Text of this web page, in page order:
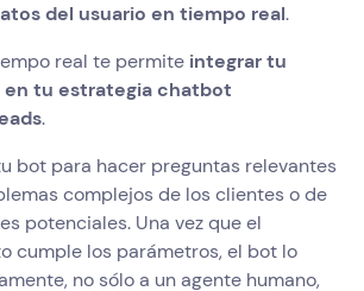
del usuario en tiempo real.
real te permite integrar tu
en tu estrategia chatbot
.
bot para hacer preguntas relevantes
complejos de los clientes o de
potenciales. Una vez que el
cumple los parámetros, el bot lo
no sólo a un agente humano,